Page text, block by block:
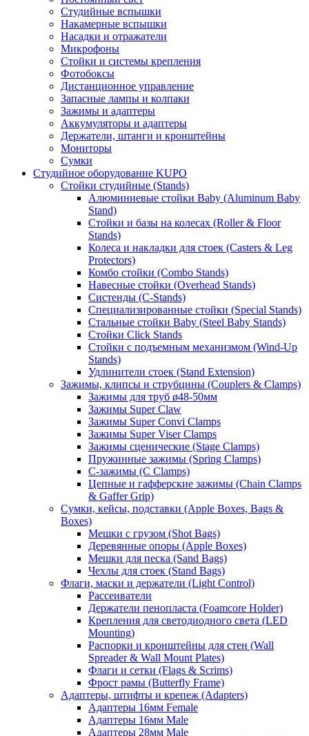
Студийные вспышки
Накамерные вспышки
Насадки и отражатели
Микрофоны
Стойки и системы крепления
Фотобоксы
Дистанционное управление
Запасные лампы и колпаки
Зажимы и адаптеры
Аккумуляторы и адаптеры
Держатели, штанги и кронштейны
Мониторы
Сумки
Студийное оборудование KUPO
Стойки студийные (Stands)
Алюминиевые стойки Baby (Aluminum Baby
Stand)
Стойки и базы на колесах (Roller & Floor
Stands)
Колеса и накладки для стоек (Casters & Leg
Protectors)
Комбо стойки (Combo Stands)
Навесные стойки (Overhead Stands)
Систенды (C-Stands)
Специализированные стойки (Special Stands)
Стальные стойки Baby (Steel Baby Stands)
Стойки Click Stands
Стойки с подъемным механизмом (Wind-Up
Stands)
Удлинители стоек (Stand Extension)
Зажимы, клипсы и струбцины (Couplers & Clamps)
Зажимы для труб ø48-50мм
Зажимы Super Claw
Зажимы Super Convi Clamps
Зажимы Super Viser Clamps
Зажимы сценические (Stage Clamps)
Пружинные зажимы (Spring Clamps)
С-зажимы (C Clamps)
Цепные и гафферские зажимы (Chain Clamps
& Gaffer Grip)
Сумки, кейсы, подставки (Apple Boxes, Bags &
Boxes)
Мешки с грузом (Shot Bags)
Деревянные опоры (Apple Boxes)
Мешки для песка (Sand Bags)
Чехлы для стоек (Stand Bags)
Флаги, маски и держатели (Light Control)
Рассеиватели
Держатели пенопласта (Foamcore Holder)
Крепления для светодиодного света (LED
Mounting)
Распорки и кронштейны для стен (Wall
Spreader & Wall Mount Plates)
Флаги и сетки (Flags & Scrims)
Фрост рамы (Butterfly Frame)
Адаптеры, штифты и крепеж (Adapters)
Адаптеры 16мм Female
Адаптеры 16мм Male
Адаптеры 28мм Male